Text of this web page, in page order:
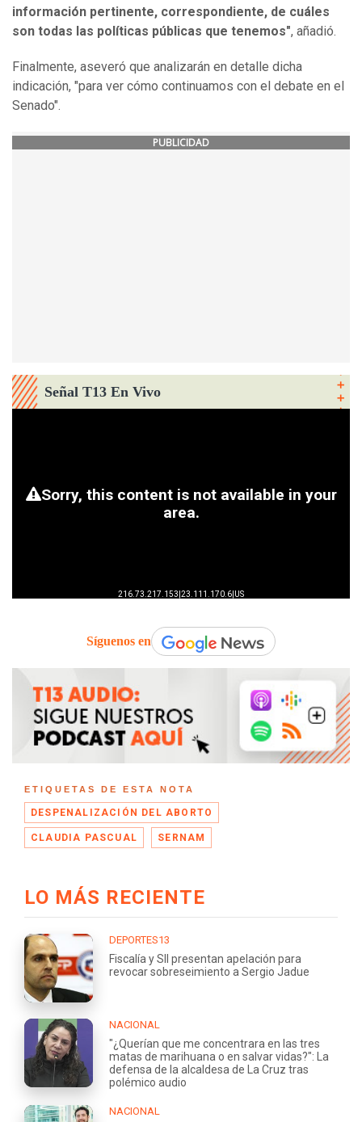
información pertinente, correspondiente, de cuáles
son todas las políticas públicas que tenemos", añadió.
Finalmente, aseveró que analizarán en detalle dicha
indicación, "para ver cómo continuamos con el debate en el
Senado".
PUBLICIDAD
Señal T13 En Vivo
Síguenos en
ETIQUETAS DE ESTA NOTA
DESPENALIZACIÓN DEL ABORTO
CLAUDIA PASCUAL SERNAM
LO MÁS RECIENTE
DEPORTES13
Fiscalía y SII presentan apelación para
revocar sobreseimiento a Sergio Jadue
NACIONAL
"¿Querían que me concentrara en las tres
matas de marihuana o en salvar vidas?": La
defensa de la alcaldesa de La Cruz tras
polémico audio
NACIONAL